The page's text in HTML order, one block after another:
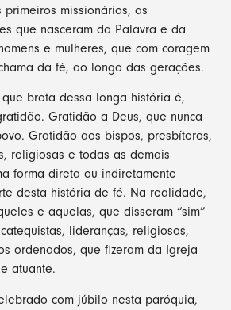
primeiros missionários, as
que nasceram da Palavra e da
e mulheres, que com coragem
da fé, ao longo das gerações.
brota dessa longa história é,
Gratidão a Deus, que nunca
Gratidão aos bispos, presbíteros,
religiosas e todas as demais
forma direta ou indiretamente
desta história de fé. Na realidade,
e aquelas, que disseram “sim”
lideranças, religiosos,
ordenados, que fizeram da Igreja
atuante.
com júbilo nesta paróquia,